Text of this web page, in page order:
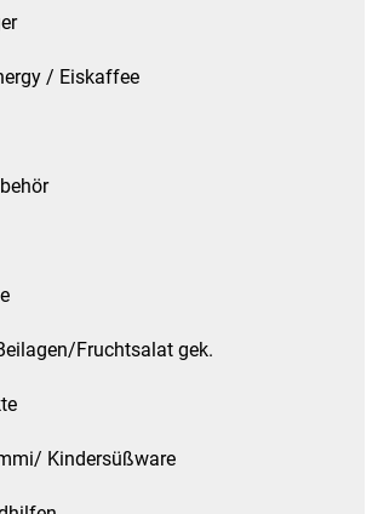
/ Eiskaffee
Fruchtsalat gek.
Kindersüßware